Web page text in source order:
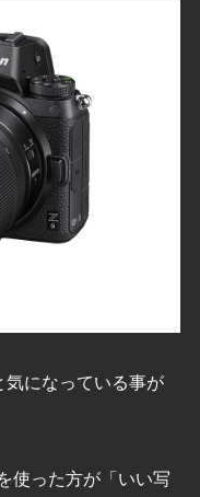
気になっている事が
使った方が「いい写